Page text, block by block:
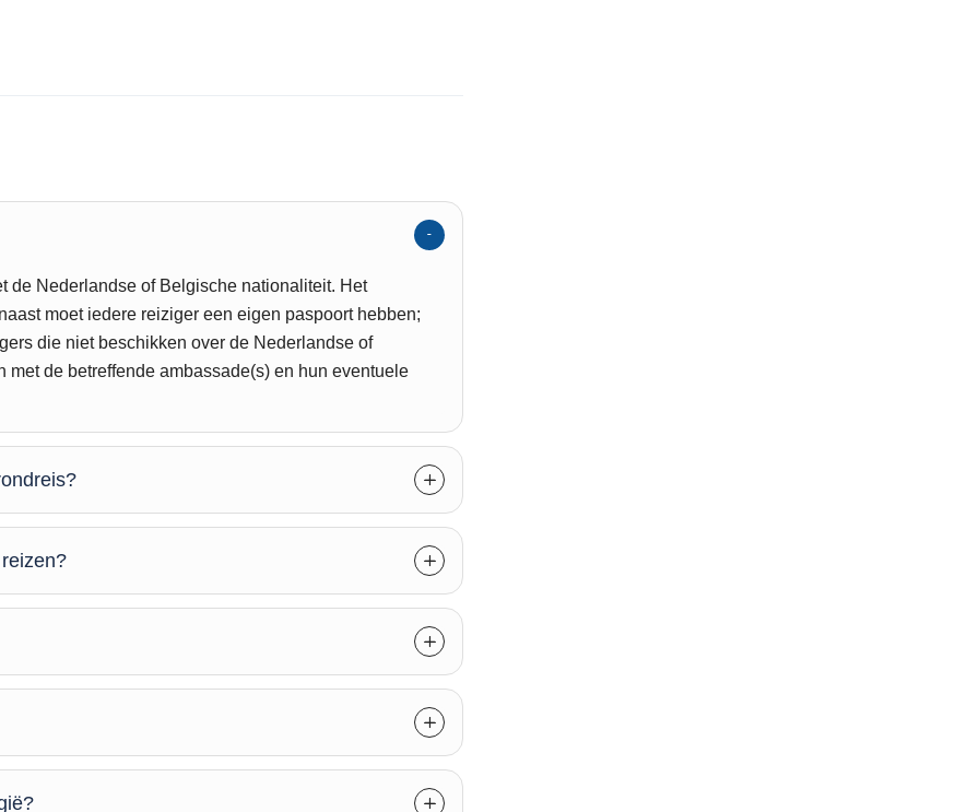
de Nederlandse of Belgische nationaliteit. Het
moet iedere reiziger een eigen paspoort hebben;
die niet beschikken over de Nederlandse of
de betreffende ambassade(s) en hun eventuele